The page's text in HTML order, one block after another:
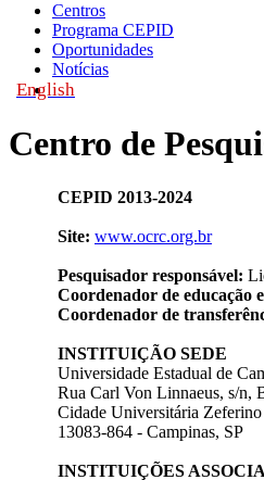
Centros
Programa CEPID
Oportunidades
Notícias
English
Centro de
CEPID 2013-2024
Site: www.ocrc.org.br
Pesquisador responsável:
Coordenador de educação
Coordenador de
INSTITUIÇÃO SEDE
Universidade Estadual de
Rua Carl Von Linnaeus, s/n,
Cidade Universitária
13083-864 - Campinas, SP
INSTITUIÇÕES